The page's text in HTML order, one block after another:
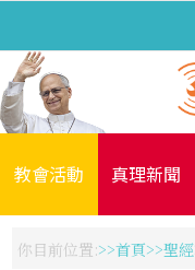
教會活動 真理新聞
你目前位置: 首頁 聖經